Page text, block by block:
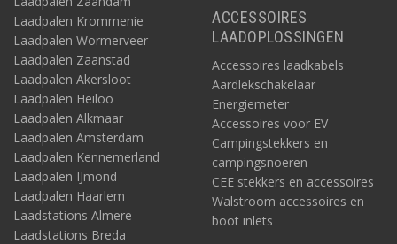
Laadpalen Krommenie
Laadpalen Wormerveer
Laadpalen Zaanstad
Laadpalen Akersloot
Laadpalen Heiloo
Laadpalen Alkmaar
Laadpalen Amsterdam
Laadpalen Kennemerland
Laadpalen IJmond
Laadpalen Haarlem
Laadstations Almere
Laadstations Breda
ACCESSOIRES
LAADOPLOSSINGEN
Accessoires laadkabels
Aardlekschakelaar
Energiemeter
Accessoires voor EV
Campingstekkers en
campingsnoeren
CEE stekkers en accessoires
Walstroom accessoires en
boot inlets